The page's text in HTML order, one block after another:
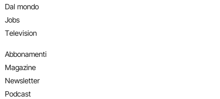
Dal mondo
Jobs
Television
Abbonamenti
Magazine
Newsletter
Podcast